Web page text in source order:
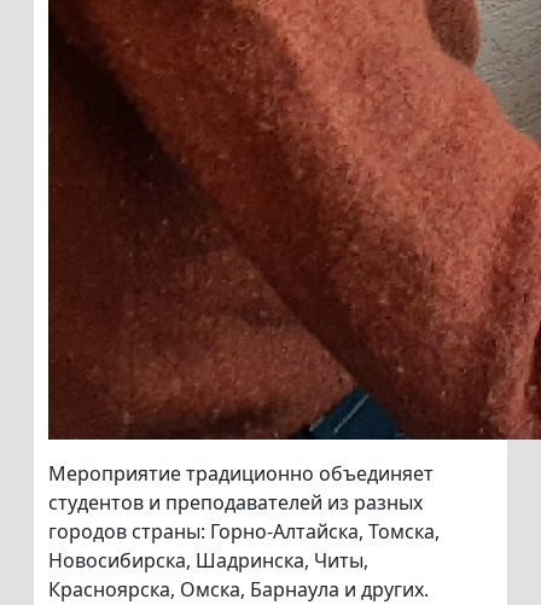
Мероприятие традиционно объединяет
студентов и преподавателей из разных
городов страны: Горно-Алтайска, Томска,
Новосибирска, Шадринска, Читы,
Красноярска, Омска, Барнаула и других.